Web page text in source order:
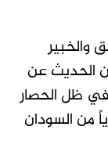
والخبير
الحديث عن
ظل الحصار
من السودان